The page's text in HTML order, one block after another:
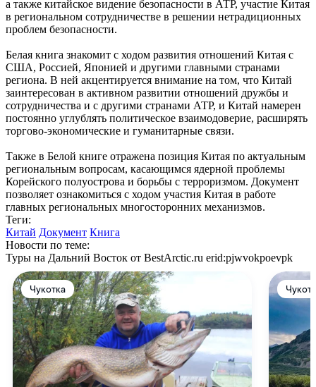
а также китайское видение безопасности в АТР, участие Китая
в региональном сотрудничестве в решении нетрадиционных
проблем безопасности.
Белая книга знакомит с ходом развития отношений Китая с
США, Россией, Японией и другими главными странами
региона. В ней акцентируется внимание на том, что Китай
заинтересован в активном развитии отношений дружбы и
сотрудничества и с другими странами АТР, и Китай намерен
постоянно углублять политическое взаимодоверие, расширять
торгово-экономические и гуманитарные связи.
Также в Белой книге отражена позиция Китая по актуальным
региональным вопросам, касающимся ядерной проблемы
Корейского полуострова и борьбы с терроризмом. Документ
позволяет ознакомиться с ходом участия Китая в работе
главных региональных многосторонних механизмов.
Теги:
Китай Документ Книга
Новости по теме:
Туры на Дальний Восток от BestArctic.ru erid:pjwvokpoevpk